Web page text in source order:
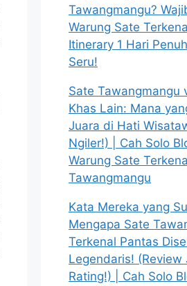
Tawangmangu?
Warung Sate
Itinerary 1 Hari
Seru!
Sate Tawangmangu
Khas Lain: Mana
Juara di Hati
Ngiler!) | Cah Solo
Warung Sate
Tawangmangu
Kata Mereka yang
Mengapa Sate
Terkenal Pantas
Legendaris! (Review
Rating!) | Cah Solo